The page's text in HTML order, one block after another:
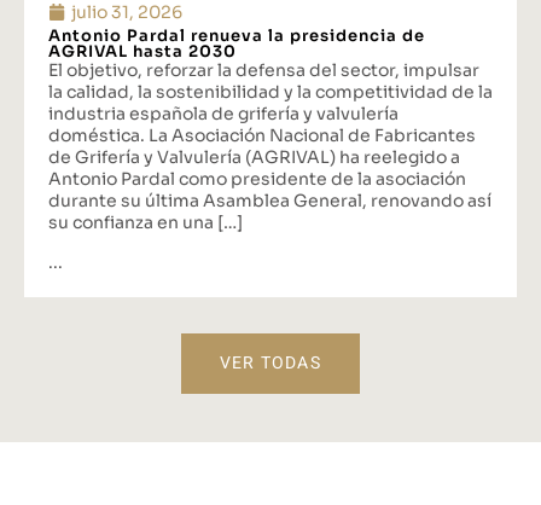
julio 31, 2026
Antonio Pardal renueva la presidencia de
AGRIVAL hasta 2030
El objetivo, reforzar la defensa del sector, impulsar
la calidad, la sostenibilidad y la competitividad de la
industria española de grifería y valvulería
doméstica. La Asociación Nacional de Fabricantes
de Grifería y Valvulería (AGRIVAL) ha reelegido a
Antonio Pardal como presidente de la asociación
durante su última Asamblea General, renovando así
su confianza en una […]
...
VER TODAS